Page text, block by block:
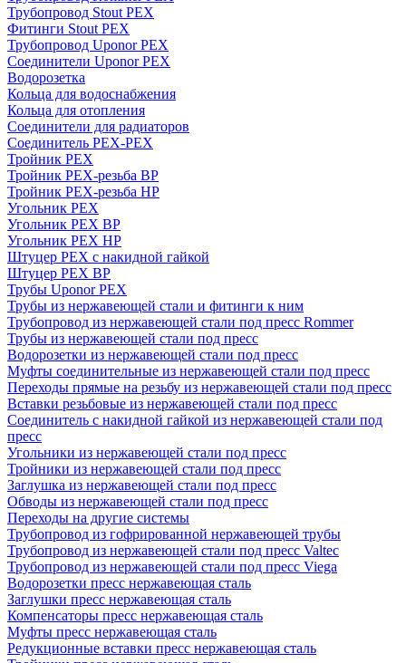
Трубопровод Stout PEX
Фитинги Stout PEX
Трубопровод Uponor PEX
Соединители Uponor PEX
Водорозетка
Кольца для водоснабжения
Кольца для отопления
Соединители для радиаторов
Соединитель PEX-PEX
Тройник PEX
Тройник PEX-резьба ВР
Тройник PEX-резьба НР
Угольник PEX
Угольник PEX ВР
Угольник PEX НР
Штуцер PEX c накидной гайкой
Штуцер PEX ВР
Трубы Uponor PEX
Трубы из нержавеющей стали и фитинги к ним
Трубопровод из нержавеющей стали под пресс Rommer
Трубы из нержавеющей стали под пресс
Водорозетки из нержавеющей стали под пресс
Муфты соединительные из нержавеющей стали под пресс
Переходы прямые на резьбу из нержавеющей стали под пресс
Вставки резьбовые из нержавеющей стали под пресс
Соединитель с накидной гайкой из нержавеющей стали под
пресс
Угольники из нержавеющей стали под пресс
Тройники из нержавеющей стали под пресс
Заглушка из нержавеющей стали под пресс
Обводы из нержавеющей стали под пресс
Переходы на другие системы
Трубопровод из гофрированной нержавеющей трубы
Трубопровод из нержавеющей стали под пресс Valtec
Трубопровод из нержавеющей стали под пресс Viega
Водорозетки пресс нержавеющая сталь
Заглушки пресс нержавеющая сталь
Компенсаторы пресс нержавеющая сталь
Муфты пресс нержавеющая сталь
Редукционные вставки пресс нержавеющая сталь